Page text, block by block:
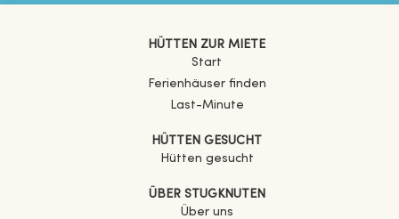
HÜTTEN ZUR MIETE
Start
Ferienhäuser finden
Last-Minute
HÜTTEN GESUCHT
Hütten gesucht
ÜBER STUGKNUTEN
Über uns